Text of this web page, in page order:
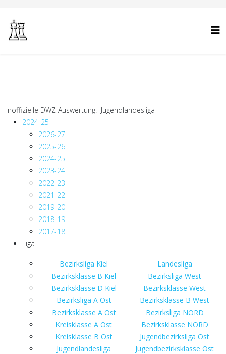
Inoffizielle DWZ Auswertung: Jugendlandesliga
2024-25
2026-27
2025-26
2024-25
2023-24
2022-23
2021-22
2019-20
2018-19
2017-18
Liga
Bezirksliga Kiel
Landesliga
Bezirksklasse B Kiel
Bezirksliga West
Bezirksklasse D Kiel
Bezirksklasse West
Bezirksliga A Ost
Bezirksklasse B West
Bezirksklasse A Ost
Bezirksliga NORD
Kreisklasse A Ost
Bezirksklasse NORD
Kreisklasse B Ost
Jugendbezirksliga Ost
Jugendlandesliga
Jugendbezirksklasse Ost